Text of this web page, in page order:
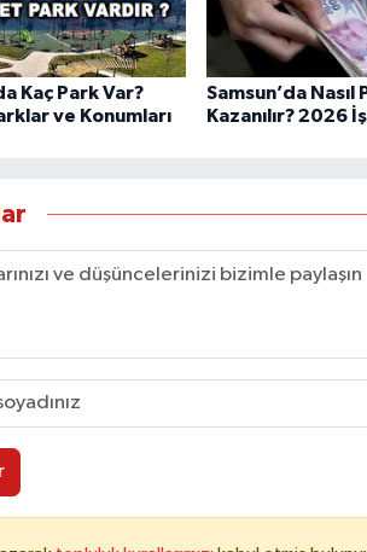
Kaç Park Var?
ve Konumları
Samsun’da Nasıl
Kazanılır? 2026